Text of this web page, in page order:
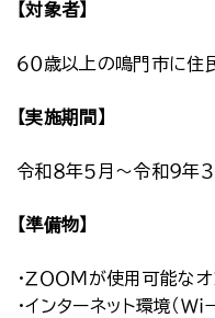
【対象者】
６０歳以上の鳴門市に住
【実施期間】
令和８年５月～令和９年
【準備物】
・ＺＯＯＭが使用可能な
・インターネット環境（Ｗｉ−